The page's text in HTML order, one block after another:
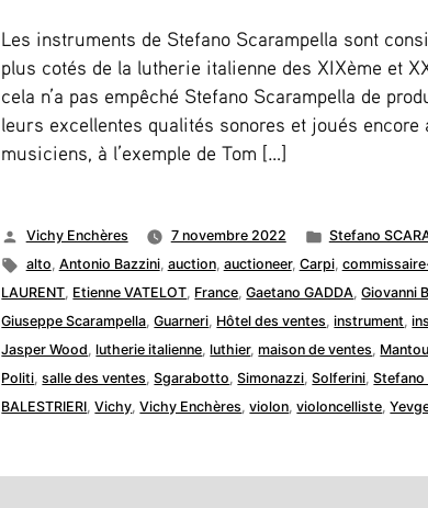
Les instruments de Stefano Scarampella sont
plus cotés de la lutherie italienne des XIXème et
cela n’a pas empêché Stefano Scarampella de
leurs excellentes qualités sonores et joués encore
musiciens, à l’exemple de Tom […]
Publié
par
Vichy Enchères 7 novembre 2022
Publié
dans
Stefano
Étiquettes :
alto, Antonio Bazzini, auction, auctioneer, Carpi,
LAURENT, Etienne VATELOT, France,Gaetano GADDA,Giovanni
Giuseppe Scarampella,Guarneri, Hôtel des ventes,instrument,
Jasper Wood,lutherie italienne,luthier,maison de ventes,
Politi,salle des ventes,Sgarabotto,Simonazzi,Solferini,Stefano
BALESTRIERI,Vichy,Vichy Enchères,violon,violoncelliste,